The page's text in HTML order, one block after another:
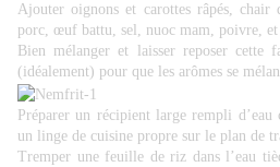
Ajouter oignons et carottes râpés,
porc, œuf battu, sel, nuoc mam, poivre, et
Bien mélanger et laisser reposer cette
(idéalement) pour que les arômes se
Préparer un récipient large rempli
un linge de cuisine propre sur le plan de
Tremper une feuille de riz dans l’eau